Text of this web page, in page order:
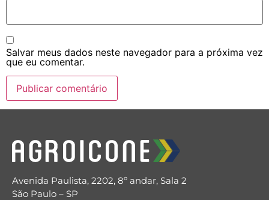
Salvar meus dados neste navegador para a próxima vez
que eu comentar.
Avenida Paulista, 2202, 8º andar, Sala 2
São Paulo – SP